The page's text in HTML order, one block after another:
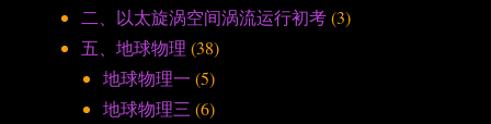
二、以太旋涡空间涡流运行初考(3)
五、地球物理 (38)
地球物理一 (5)
地球物理三 (6)